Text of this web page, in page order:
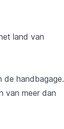
land van
de handbagage.
van meer dan